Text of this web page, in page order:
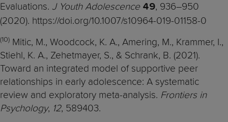
Evaluations. J Youth Adolescence 49, 936–950
(2020). https://doi.org/10.1007/s10964-019-01158-0
(10) Mitic, M., Woodcock, K. A., Amering, M., Krammer, I.,
Stiehl, K. A., Zehetmayer, S., & Schrank, B. (2021).
Toward an integrated model of supportive peer
relationships in early adolescence: A systematic
review and exploratory meta-analysis. Frontiers in
Psychology, 12, 589403.